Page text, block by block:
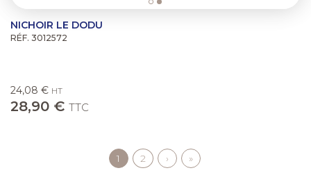
NICHOIR LE DODU
RÉF. 3012572
24,08 € HT
28,90 € TTC
Page
courante
1 Page
2 Page
suivante
› Dernière
page
»